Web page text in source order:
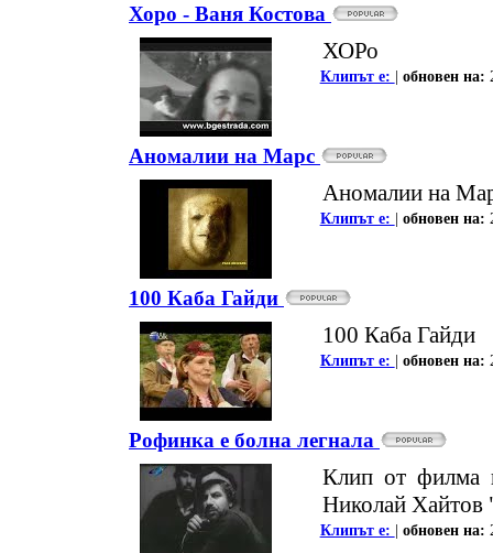
Хоро - Ваня Костова
ХОРо
Клипът е: | oбновен на:
Аномалии на Марс
Аномалии на
Клипът е: | oбновен на:
100 Каба Гайди
100 Каба Гайди
Клипът е: | oбновен на:
Рофинка е болна легнала
Клип от филма
Николай Хайтов
Клипът е: | oбновен на: